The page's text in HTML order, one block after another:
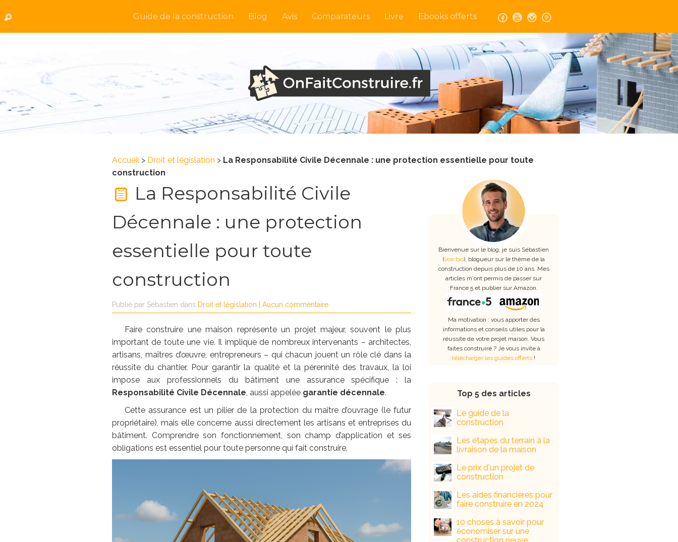
Guide de la construction Blog Avis Comparateurs Livre Ebooks offerts
Accueil > Droit et législation > La Responsabilité Civile Décennale : une protection essentielle pour toute
construction
La Responsabilité Civile
Décennale : une protection
essentielle pour toute
construction
Publié par Sébastien dans Droit et législation Aucun commentaire
Faire construire une maison représente un projet majeur, souvent le plus
important de toute une vie. Il implique de nombreux intervenants – architectes,
artisans, maîtres d’œuvre, entrepreneurs – qui chacun jouent un rôle clé dans la
réussite du chantier. Pour garantir la qualité et la pérennité des travaux, la loi
impose aux professionnels du bâtiment une assurance spécifique : la
Responsabilité Civile Décennale, aussi appelée garantie décennale.
Cette assurance est un pilier de la protection du maître d’ouvrage (le futur
propriétaire), mais elle concerne aussi directement les artisans et entreprises du
bâtiment. Comprendre son fonctionnement, son champ d’application et ses
obligations est essentiel pour toute personne qui fait construire.
Bienvenue sur le blog, je suis Sébastien
(voir bio), blogueur sur le thème de la
construction depuis plus de 10 ans. Mes
articles m'ont permis de passer sur
France 5 et publier sur Amazon.
Ma motivation : vous apporter des
informations et conseils utiles pour la
réussite de votre projet maison. Vous
faites construire ? Je vous invite à
télécharger les guides offerts !
Top 5 des articles
Le guide de la
construction
Les étapes du terrain à la
livraison de la maison
Le prix d'un projet de
construction
Les aides financières pour
faire construire en 2024
10 choses à savoir pour
économiser sur une
construction neuve